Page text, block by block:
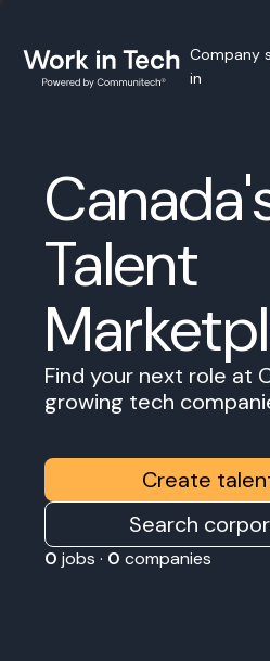
Company
in
Talent
Find your next role at
growing tech
Create
Search
0 jobs · 0 companies